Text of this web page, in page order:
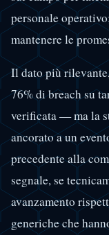
personale
mantenere le
Il dato più
76% di breach su
verificata — ma la
ancorato a un
precedente alla
segnale, se
avanzamento
generiche che